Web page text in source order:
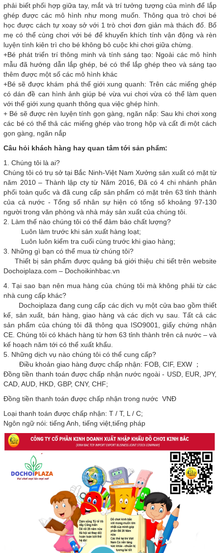
phải biết phối hợp giữa tay, mắt và trí tưởng tượng của mình để lắp
ghép được các mô hình như mong muốn. Thông qua trò chơi bé
học được cách tự xoay sở với 1 trò chơi đơn giản mà thách đố. Bố
mẹ có thể cùng chơi với bé để khuyến khích tính vận động và rèn
luyện tính kiên trì cho bé không bỏ cuộc khi chơi giữa chừng.
+Bé phát triển trí thông minh và tính sáng tạo: Ngoài các mô hình
mẫu đã hướng dẫn lắp ghép, bé có thể lắp ghép theo và sáng tạo
thêm được một số các mô hình khác
+Bé sẽ được khám phá thế giới xung quanh: Trên các miếng ghép
có dán đề can hình ảnh giúp bé vừa vui chơi vừa có thể làm quen
với thế giới xung quanh thông qua việc ghép hình.
+ Bé sẽ được rèn luyện tính gọn gàng, ngăn nắp: Sau khi chơi xong
các bé có thể thả các miếng ghép vào trong hộp và cất đi một cách
gọn gàng, ngăn nắp
Câu hỏi khách hàng hay quan tâm tới sản phẩm:
1. Chúng tôi là ai?
Chúng tôi có trụ sở tại Bắc Ninh-Việt Nam Xưởng sản xuất có mặt từ
năm 2010 – Thành lập cty từ Năm 2016, Đã có 4 chi nhánh phân
phối toàn quốc và đã cung cấp sản phẩm có mặt trên 63 tỉnh thành
của cả nước - Tổng số nhân sự hiện có tổng số khoảng 97-130
người trong văn phòng và nhà máy sản xuất của chúng tôi.
2. Làm thế nào chúng tôi có thể đảm bảo chất lượng?
Luôn làm trước khi sản xuất hàng loạt;
Luôn luôn kiểm tra cuối cùng trước khi giao hàng;
3. Những gì bạn có thể mua từ chúng tôi?
Thiết bị sản phẩm được quảng bá giới thiệu chi tiết trên website
Dochoiplaza.com – Dochoikinhbac.vn
4. Tại sao bạn nên mua hàng của chúng tôi mà không phải từ các
nhà cung cấp khác?
Dochoiplaza đang cung cấp các dịch vụ một cửa bao gồm thiết
kế, sản xuất, bán hàng, giao hàng và các dịch vụ sau. Tất cả các
sản phẩm của chúng tôi đã thông qua ISO9001, giấy chứng nhận
CE. Chúng tôi có khách hàng từ hơn 63 tỉnh thành trên cả nước – và
kế hoạch năm tới có thể xuất khẩu.
5. Những dịch vụ nào chúng tôi có thể cung cấp?
Điều khoản giao hàng được chấp nhận: FOB, CIF, EXW ；
Đồng tiền thanh toán được chấp nhận nước ngoài - USD, EUR, JPY,
CAD, AUD, HKD, GBP, CNY, CHF;
Đồng tiền thanh toán được chấp nhận trong nước VNĐ
Loại thanh toán được chấp nhận: T / T, L / C;
Ngôn ngữ nói: tiếng Anh, tiếng việt,tiếng pháp